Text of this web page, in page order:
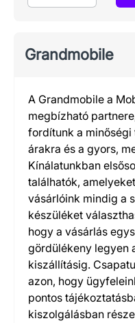
Grandmobile
A Grandmobile a
megbízható
fordítunk a
árakra és a gyors,
Kínálatunkban
találhatók,
vásárlóink mindig a
készüléket
hogy a vásárlás
gördülékeny legyen
kiszállításig.
azon, hogy
pontos
kiszolgálásban